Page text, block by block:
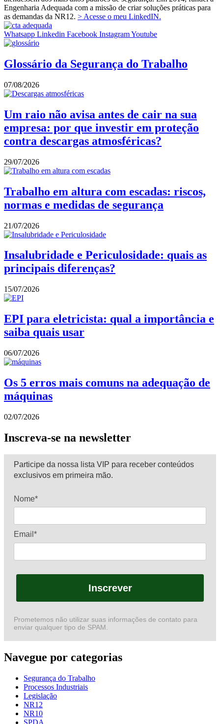
Engenharia Adequada com a missão de criar soluções práticas para
as demandas da NR12. > Acesse o meu LinkedIN.
Whatsapp Linkedin Facebook InstagramYoutube
Glossário da Segurança do Trabalho
07/08/2026
Um raio não avisa antes de cair na sua
empresa: por que investir em proteção
contra descargas atmosféricas?
29/07/2026
Trabalho em altura com escadas: riscos,
normas e medidas de segurança
21/07/2026
Insalubridade e Periculosidade: quais as
principais diferenças?
15/07/2026
EPI para eletricista: qual a importância e
saiba quais usar
06/07/2026
Os 5 erros mais comuns na adequação de
máquinas
02/07/2026
Inscreva-se na newsletter
Participe da nossa lista VIP para receber conteúdos
exclusivos em primeira mão.
Nome*
Email*
Inscrever
Prometemos não utilizar suas informações de contato para
enviar qualquer tipo de SPAM.
Navegue por categorias
Segurança do Trabalho
Processos Industriais
Legislação
NR12
NR10
SPDA